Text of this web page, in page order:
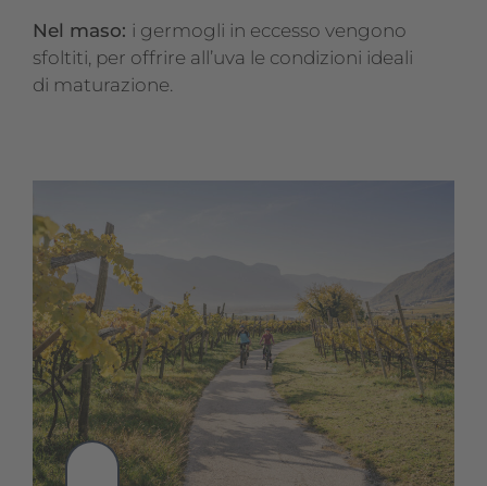
Nel maso: i germogli in eccesso vengono
sfoltiti, per offrire all’uva le condizioni ideali
di maturazione.